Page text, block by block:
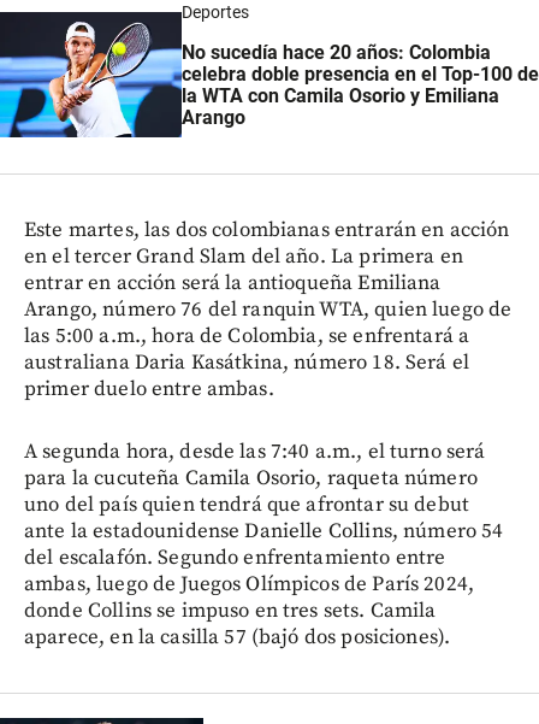
Deportes
No sucedía hace 20 años: Colombia
celebra doble presencia en el Top-100 de
la WTA con Camila Osorio y Emiliana
Arango
Este martes, las dos colombianas entrarán en acción
en el tercer Grand Slam del año. La primera en
entrar en acción será la antioqueña Emiliana
Arango, número 76 del ranquin WTA, quien luego de
las 5:00 a.m., hora de Colombia, se enfrentará a
australiana Daria Kasátkina, número 18. Será el
primer duelo entre ambas.
A segunda hora, desde las 7:40 a.m., el turno será
para la cucuteña Camila Osorio, raqueta número
uno del país quien tendrá que afrontar su debut
ante la estadounidense Danielle Collins, número 54
del escalafón. Segundo enfrentamiento entre
ambas, luego de Juegos Olímpicos de París 2024,
donde Collins se impuso en tres sets. Camila
aparece, en la casilla 57 (bajó dos posiciones).